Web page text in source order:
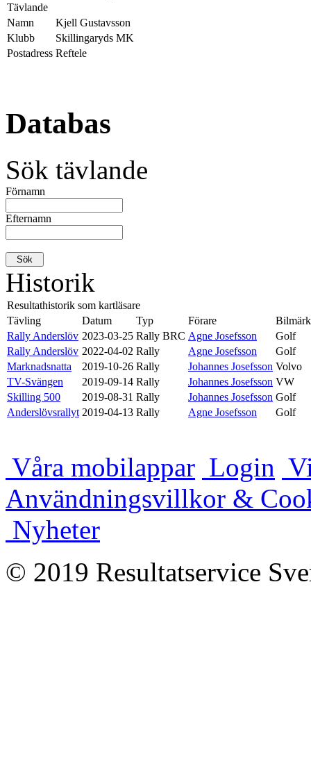
Tävlande
Namn
Kjell Gustavsson
Klubb
Skillingaryds MK
Postadress Reftele
Databas
Sök tävlande
Förnamn
Efternamn
Historik
Resultathistorik som kartläsare
Tävling
Datum Typ Förare
Rally Anderslöv 2023-03-25 Rally BRC Agne Josefsson
Golf
Rally Anderslöv 2022-04-02 Rally Agne Josefsson
Golf
Marknadsnatta
2019-10-26 Rally Johannes Josefsson Volvo
TV-Svängen
2019-09-14 Rally Johannes Josefsson VW
Skilling 500
2019-08-31 Rally Johannes Josefsson Golf
Anderslövsrallyt 2019-04-13 Rally Agne Josefsson Golf
Våra mobilappar Login
Användningsvillkor &
Nyheter
© 2019 Resultatservice